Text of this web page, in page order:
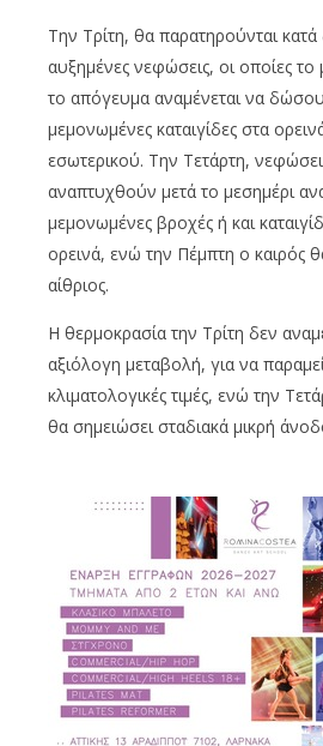
Την Τρίτη, θα παρατηρούνται κατά
αυξημένες νεφώσεις, οι οποίες το
το απόγευμα αναμένεται να
μεμονωμένες καταιγίδες στα
εσωτερικού. Την Τετάρτη,
αναπτυχθούν μετά το μεσημέρι
μεμονωμένες βροχές ή και
ορεινά, ενώ την Πέμπτη ο καιρός
αίθριος.
Η θερμοκρασία την Τρίτη δεν
αξιόλογη μεταβολή, για να
κλιματολογικές τιμές, ενώ την
θα σημειώσει σταδιακά μικρή